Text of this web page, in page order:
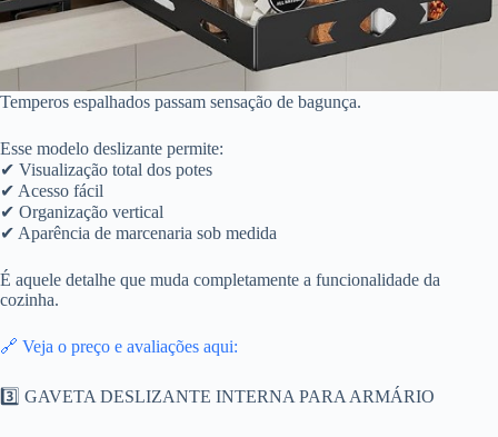
Temperos espalhados passam sensação de bagunça.
Esse modelo deslizante permite:
✔ Visualização total dos potes
✔ Acesso fácil
✔ Organização vertical
✔ Aparência de marcenaria sob medida
É aquele detalhe que muda completamente a funcionalidade da
cozinha.
🔗 Veja o preço e avaliações aqui:
3️⃣ GAVETA DESLIZANTE INTERNA PARA ARMÁRIO